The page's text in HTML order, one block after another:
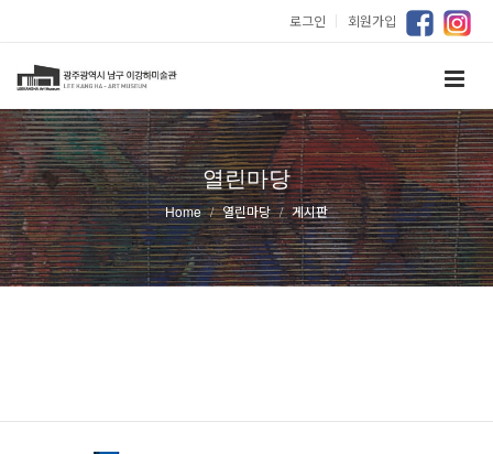
로그인 ｜ 회원가입
열린마당
Home 열린마당 게시판